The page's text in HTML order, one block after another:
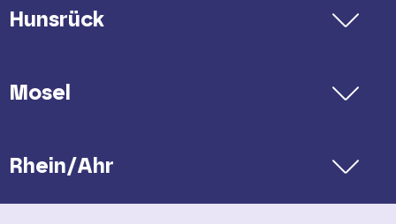
Tel. 02602 / 9502780
tourismus(at)montabaur(dot)de
Hunsrück
Mosel
Rhein/Ahr